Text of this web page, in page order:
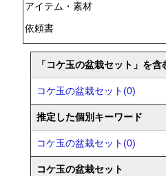
アイテム・素材
依頼書
「コケ玉の盆栽セット」を
コケ玉の盆栽セット(0)
推定した個別キーワード
コケ玉の盆栽セット(0)
コケ玉の盆栽セット